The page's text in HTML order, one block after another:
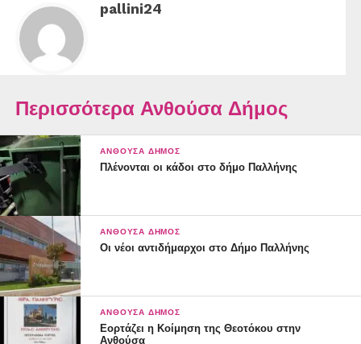
pallini24
Περισσότερα Ανθούσα Δήμος
ΑΝΘΟΎΣΑ ΔΉΜΟΣ
Πλένονται οι κάδοι στο δήμο Παλλήνης
ΑΝΘΟΎΣΑ ΔΉΜΟΣ
Οι νέοι αντιδήμαρχοι στο Δήμο Παλλήνης
ΑΝΘΟΎΣΑ ΔΉΜΟΣ
Εορτάζει η Κοίμηση της Θεοτόκου στην
Ανθούσα